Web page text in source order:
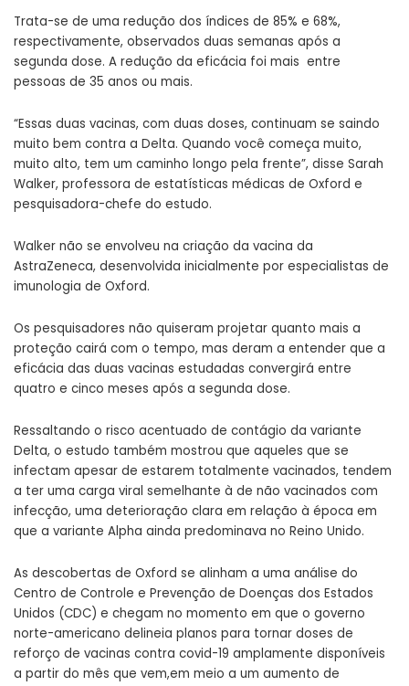
Trata-se de uma redução dos índices de 85% e 68%,
respectivamente, observados duas semanas após a
segunda dose. A redução da eficácia foi mais entre
pessoas de 35 anos ou mais.
“Essas duas vacinas, com duas doses, continuam se saindo
muito bem contra a Delta. Quando você começa muito,
muito alto, tem um caminho longo pela frente”, disse Sarah
Walker, professora de estatísticas médicas de Oxford e
pesquisadora-chefe do estudo.
Walker não se envolveu na criação da vacina da
AstraZeneca, desenvolvida inicialmente por especialistas de
imunologia de Oxford.
Os pesquisadores não quiseram projetar quanto mais a
proteção cairá com o tempo, mas deram a entender que a
eficácia das duas vacinas estudadas convergirá entre
quatro e cinco meses após a segunda dose.
Ressaltando o risco acentuado de contágio da variante
Delta, o estudo também mostrou que aqueles que se
infectam apesar de estarem totalmente vacinados, tendem
a ter uma carga viral semelhante à de não vacinados com
infecção, uma deterioração clara em relação à época em
que a variante Alpha ainda predominava no Reino Unido.
As descobertas de Oxford se alinham a uma análise do
Centro de Controle e Prevenção de Doenças dos Estados
Unidos (CDC) e chegam no momento em que o governo
norte-americano delineia planos para tornar doses de
reforço de vacinas contra covid-19 amplamente disponíveis
a partir do mês que vem,em meio a um aumento de